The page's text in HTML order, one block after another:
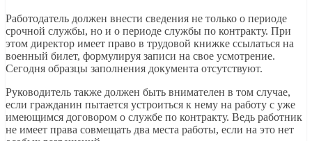
Работодатель должен внести сведения не только о периоде
срочной службы, но и о периоде службы по контракту. При
этом директор имеет право в трудовой книжке ссылаться на
военный билет, формулируя записи на свое усмотрение.
Сегодня образцы заполнения документа отсутствуют.
Руководитель также должен быть внимателен в том случае,
если гражданин пытается устроиться к нему на работу с уже
имеющимся договором о службе по контракту. Ведь работник
не имеет права совмещать два места работы, если на это нет